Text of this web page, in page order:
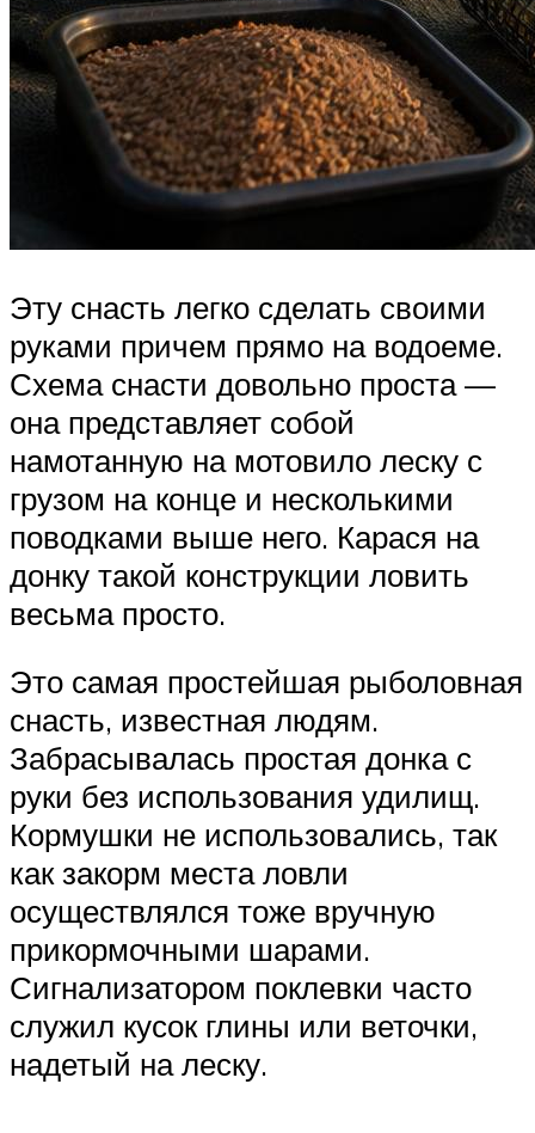
Эту снасть легко сделать своими
руками причем прямо на водоеме.
Схема снасти довольно проста —
она представляет собой
намотанную на мотовило леску с
грузом на конце и несколькими
поводками выше него. Карася на
донку такой конструкции ловить
весьма просто.
Это самая простейшая рыболовная
снасть, известная людям.
Забрасывалась простая донка с
руки без использования удилищ.
Кормушки не использовались, так
как закорм места ловли
осуществлялся тоже вручную
прикормочными шарами.
Сигнализатором поклевки часто
служил кусок глины или веточки,
надетый на леску.